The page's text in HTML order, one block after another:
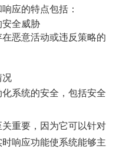
应的特点包括：
全威胁
恶意活动或违反策略的
况
系统的安全，包括安全
重要，因为它可以针对
响应功能使系统能够主